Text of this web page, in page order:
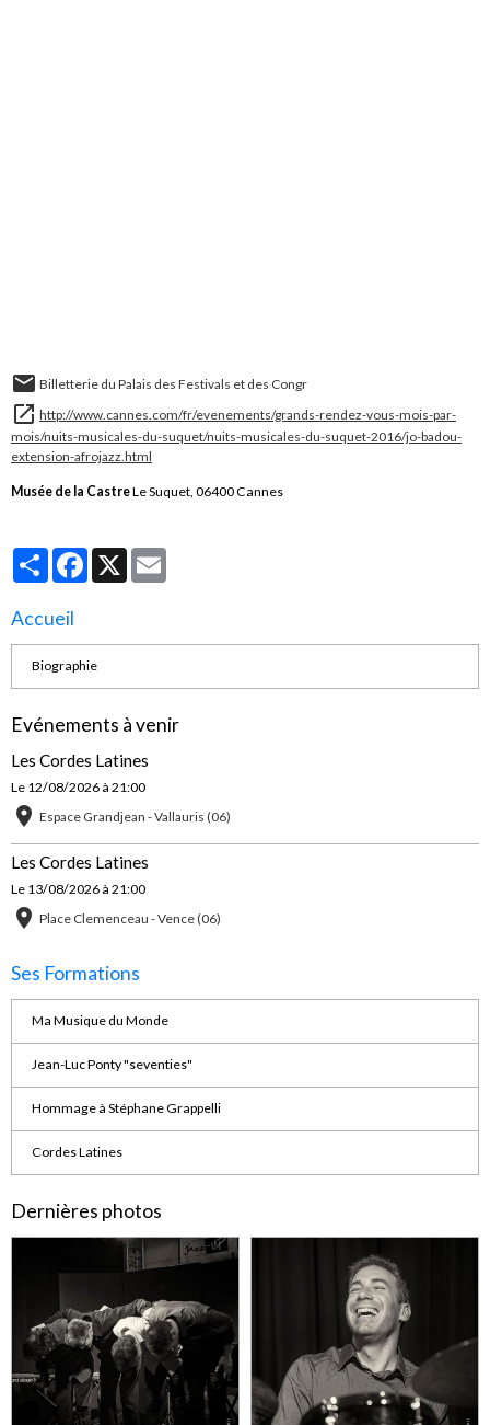
Billetterie du Palais des Festivals et des Congr
http://www.cannes.com/fr/evenements/grands-rendez-vous-mois-par-
mois/nuits-musicales-du-suquet/nuits-musicales-du-suquet-2016/jo-badou-
extension-afrojazz.html
Musée de la CastreLe Suquet, 06400 Cannes
PartagerFacebook
X
Accueil
Biographie
Evénements à venir
Les Cordes Latines
Le 12/08/2026 à 21:00
Espace Grandjean - Vallauris (06)
Les Cordes Latines
Le 13/08/2026 à 21:00
Place Clemenceau - Vence (06)
Ses Formations
Ma Musique du Monde
Jean-Luc Ponty "seventies"
Hommage à Stéphane Grappelli
Cordes Latines
Dernières photos